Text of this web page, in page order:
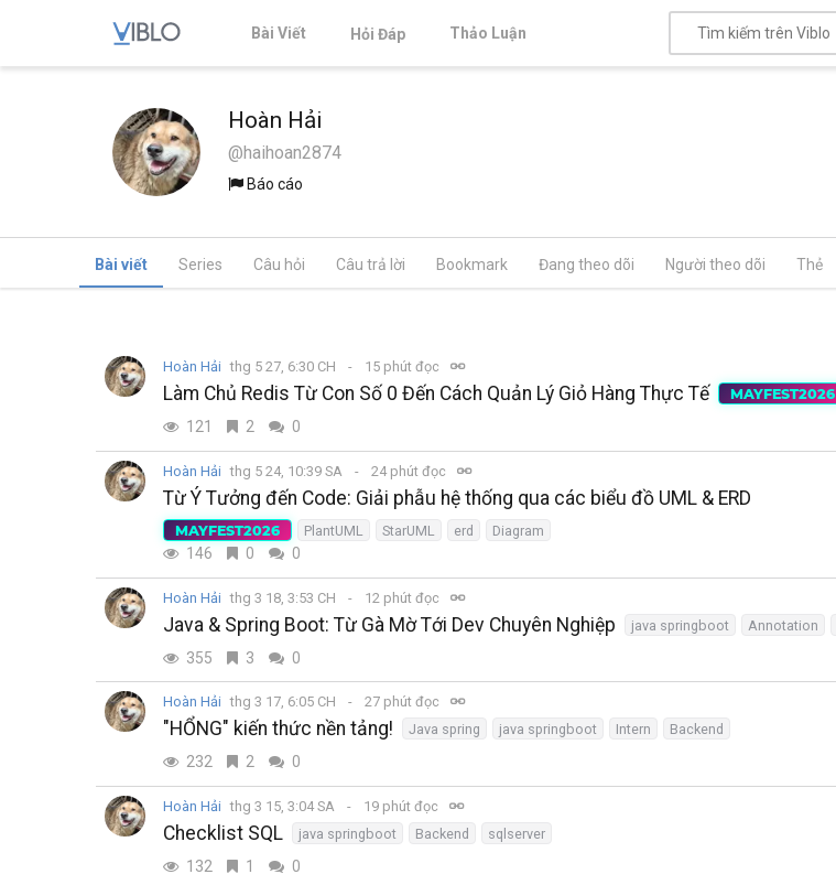
Bài Viết Hỏi Đáp Thảo Luận
Hoàn Hải
@haihoan2874
Báo cáo
Bài viết Series Câu hỏi Câu trả lời Bookmark Đang theo dõi Người theo dõi Thẻ
Hoàn Hải thg 5 27, 6:30 CH 15 phút đọc
Làm Chủ Redis Từ Con Số 0 Đến Cách Quản Lý Giỏ Hàng Thực Tế MAYFEST2026
121 2 0
Hoàn Hải thg 5 24, 10:39 SA 24 phút đọc
Từ Ý Tưởng đến Code: Giải phẫu hệ thống qua các biểu đồ UML & ERD
MAYFEST2026 PlantUML StarUML erd Diagram
146 0 0
Hoàn Hải thg 3 18, 3:53 CH 12 phút đọc
Java & Spring Boot: Từ Gà Mờ Tới Dev Chuyên Nghiệp java springboot Annotation
355 3 0
Hoàn Hải thg 3 17, 6:05 CH 27 phút đọc
"HỔNG" kiến thức nền tảng! Java spring java springboot Intern Backend
232 2 0
Hoàn Hải thg 3 15, 3:04 SA 19 phút đọc
Checklist SQL java springboot Backend sqlserver
132 1 0